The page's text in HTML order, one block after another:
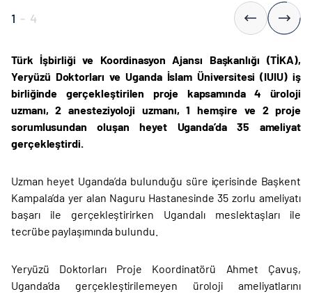
1 - 4
Türk İşbirliği ve Koordinasyon Ajansı Başkanlığı (TİKA),
Yeryüzü Doktorları ve Uganda İslam Üniversitesi (IUIU) iş
birliğinde gerçekleştirilen proje kapsamında 4 üroloji
uzmanı, 2 anesteziyoloji uzmanı, 1 hemşire ve 2 proje
sorumlusundan oluşan heyet Uganda’da 35 ameliyat
gerçekleştirdi.
Uzman heyet Uganda’da bulunduğu süre içerisinde Başkent
Kampala’da yer alan Naguru Hastanesinde 35 zorlu ameliyatı
başarı ile gerçekleştirirken Ugandalı meslektaşları ile
tecrübe paylaşımında bulundu.
Yeryüzü Doktorları Proje Koordinatörü Ahmet Çavuş,
Uganda’da gerçekleştirilemeyen üroloji ameliyatlarını